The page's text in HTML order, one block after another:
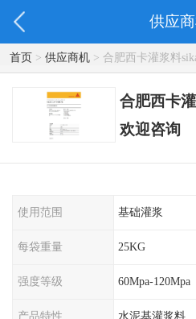
供应
首页> 供应商机> 合肥西卡灌浆料
合肥西卡
欢迎咨询
使用范围 基础灌浆
每袋重量 25KG
强度等级 60Mpa-120Mpa
产品特性 水泥基灌浆料